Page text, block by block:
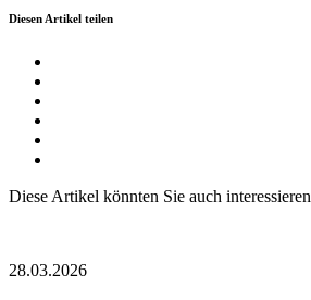
Diesen Artikel teilen
Diese Artikel könnten Sie auch interessieren
28.03.2026